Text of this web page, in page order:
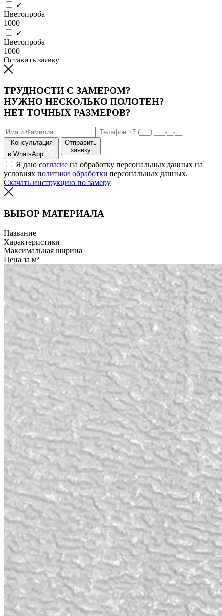
✓
Цветопроба
1000
✓
Цветопроба
1000
Оставить заявку
ТРУДНОСТИ С ЗАМЕРОМ?
НУЖНО НЕСКОЛЬКО ПОЛОТЕН?
НЕТ ТОЧНЫХ РАЗМЕРОВ?
Консультация
в WhatsApp
Отправить
заявку
Я даю согласие на обработку персональных данных на
условиях политики обработки персональных данных.
Скачать инструкцию по замеру
ВЫБОР МАТЕРИАЛА
Название
Характеристики
Максимальная ширина
Цена за м²